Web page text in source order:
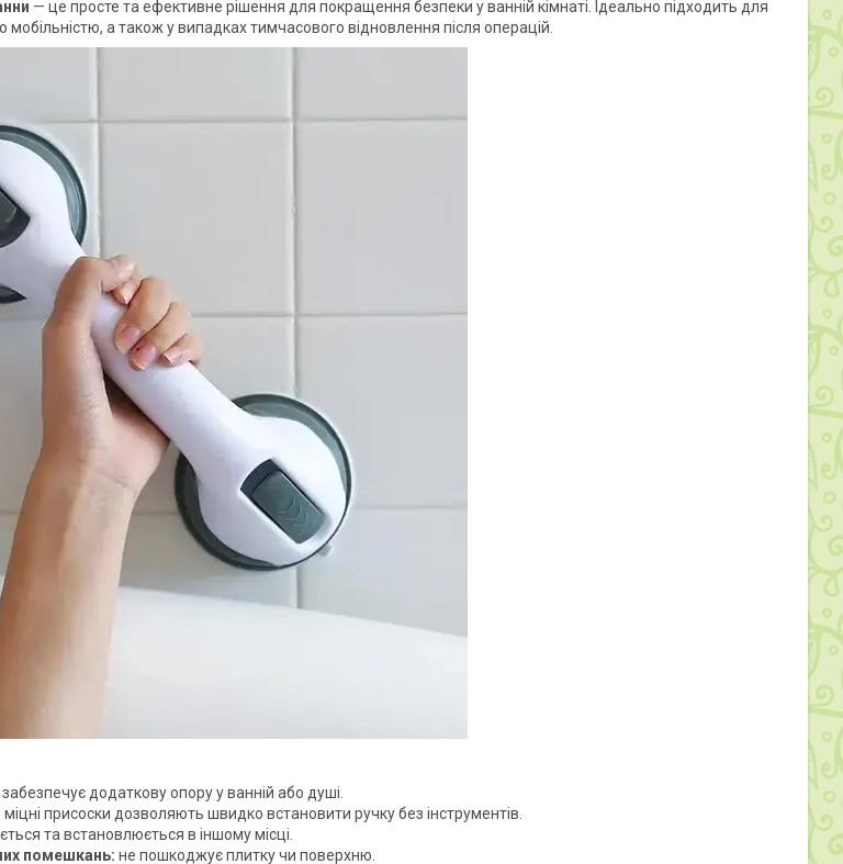
— це просте та ефективне рішення для покращення безпеки у ванній кімнаті. Ідеально підходить для
мобільністю, а також у випадках тимчасового відновлення після операцій.
забезпечує додаткову опору у ванній або душі.
міцні присоски дозволяють швидко встановити ручку без інструментів.
та встановлюється в іншому місці.
помешкань: не пошкоджує плитку чи поверхню.